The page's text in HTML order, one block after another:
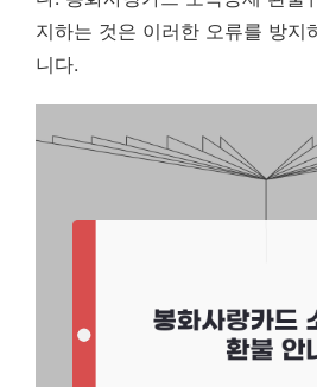
지하는 것은 이러한 오류를 방지
니다.